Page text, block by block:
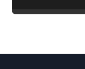
безпеки Києва